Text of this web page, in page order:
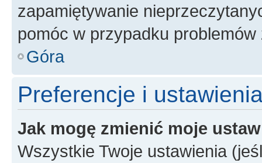
zapamiętywanie
pomóc w przypadku
Góra
Preferencje i
Jak mogę zmienić moje
Wszystkie Twoje ustawienia